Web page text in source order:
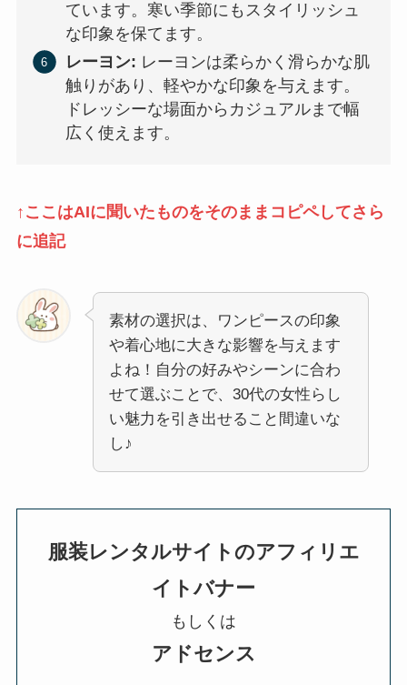
ています。寒い季節にもスタイリッシュ
な印象を保てます。
レーヨン: レーヨンは柔らかく滑らかな肌
触りがあり、軽やかな印象を与えます。
ドレッシーな場面からカジュアルまで幅
広く使えます。
↑ここはAIに聞いたものをそのままコピペしてさら
に追記
素材の選択は、ワンピースの印象
や着心地に大きな影響を与えます
よね！自分の好みやシーンに合わ
せて選ぶことで、30代の女性らし
い魅力を引き出せること間違いな
し♪
服装レンタルサイトのアフィリエ
イトバナー
もしくは
アドセンス